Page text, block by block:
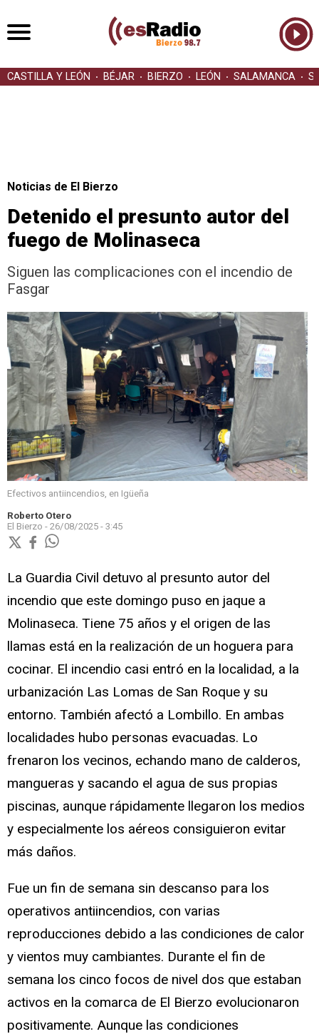
CASTILLA Y LEÓN BÉJAR BIERZO LEÓN SALAMANCA
Noticias de El Bierzo
Detenido el presunto autor del
fuego de Molinaseca
Siguen las complicaciones con el incendio de
Fasgar
Efectivos antiincendios, en Igüeña
Roberto Otero
El Bierzo - 26/08/2025 - 3:45
La Guardia Civil detuvo al presunto autor del
incendio que este domingo puso en jaque a
Molinaseca. Tiene 75 años y el origen de las
llamas está en la realización de un hoguera para
cocinar. El incendio casi entró en la localidad, a la
urbanización Las Lomas de San Roque y su
entorno. También afectó a Lombillo. En ambas
localidades hubo personas evacuadas. Lo
frenaron los vecinos, echando mano de calderos,
mangueras y sacando el agua de sus propias
piscinas, aunque rápidamente llegaron los medios
y especialmente los aéreos consiguieron evitar
más daños.
Fue un fin de semana sin descanso para los
operativos antiincendios, con varias
reproducciones debido a las condiciones de calor
y vientos muy cambiantes. Durante el fin de
semana los cinco focos de nivel dos que estaban
activos en la comarca de El Bierzo evolucionaron
positivamente. Aunque las condiciones